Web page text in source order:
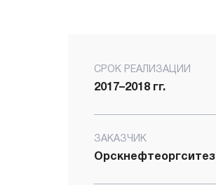
СРОК РЕАЛИЗАЦИИ
2017–2018 гг.
ЗАКАЗЧИК
Орскнефтеоргситез